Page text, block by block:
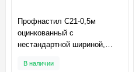
Профнастил C21-0,5м
оцинкованный с
нестандартной шириной,
В наличии